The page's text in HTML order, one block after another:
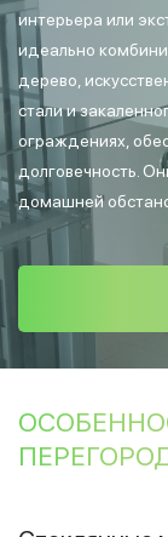
интерьера или
идеально
дерево,
стали и
ограждениях,
долговечность.
домашней